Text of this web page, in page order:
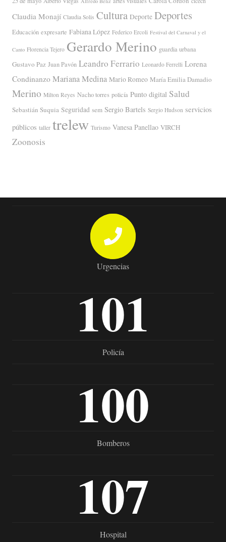
Claudia Monají Claudia Solis Cultura Deporte Deportes
Educación expresarte Fabiana López Federico Ercoli Festival del Carnaval y el
Canto Florencia Tejero Gerardo Merino guardia urbana
Gustavo Paz Juan Pavón Leandro Ferrario Leonardo Ferrelli Lorena
Condinanzo Mariana Medina Mario Romeo María Emilia Damadio
Merino Milton Reyes Nacho torres policía Punto digital Salud
Sebastián Suquia Seguridad sem Sergio Bartels Sergio Hudson servicios
públicos taller trelew Turismo Vanesa Panellao VIRCH
Zoonosis
Urgencias
101
Policía
100
Bomberos
107
Hospital